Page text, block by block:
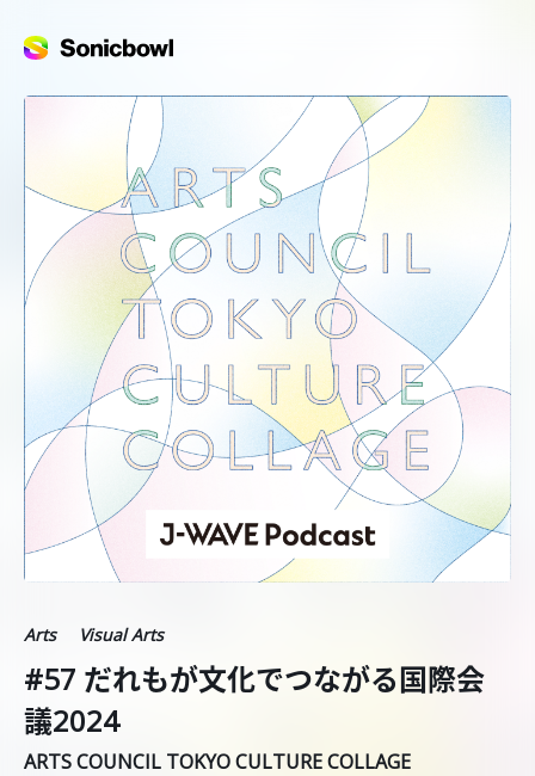
Arts Visual Arts
#57 だれもが文化でつながる国際会
議2024
ARTS COUNCIL TOKYO CULTURE COLLAGE